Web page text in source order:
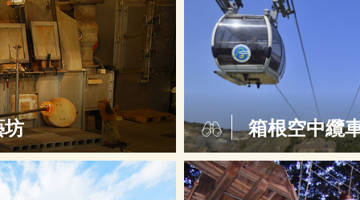
坊 箱根空中纜